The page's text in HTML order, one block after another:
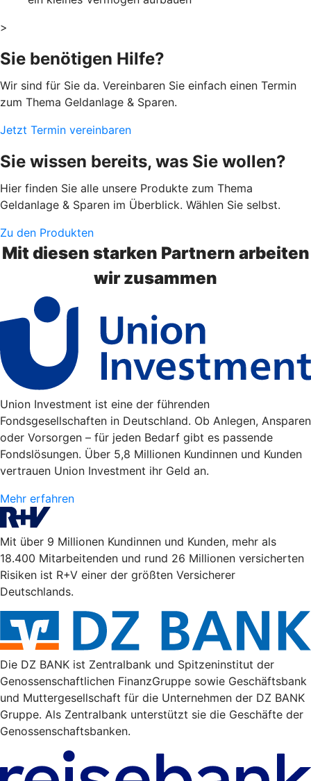
>
Sie benötigen Hilfe?
Wir sind für Sie da. Vereinbaren Sie einfach einen Termin
zum Thema Geldanlage & Sparen.
Jetzt Termin vereinbaren
Sie wissen bereits, was Sie wollen?
Hier finden Sie alle unsere Produkte zum Thema
Geldanlage & Sparen im Überblick. Wählen Sie selbst.
Zu den Produkten
Mit diesen starken Partnern arbeiten
wir zusammen
Union Investment ist eine der führenden
Fondsgesellschaften in Deutschland. Ob Anlegen, Ansparen
oder Vorsorgen – für jeden Bedarf gibt es passende
Fondslösungen. Über 5,8 Millionen Kundinnen und Kunden
vertrauen Union Investment ihr Geld an.
Mehr erfahren
Mit über 9 Millionen Kundinnen und Kunden, mehr als
18.400 Mitarbeitenden und rund 26 Millionen versicherten
Risiken ist R+V einer der größten Versicherer
Deutschlands.
Die DZ BANK ist Zentralbank und Spitzeninstitut der
Genossenschaftlichen FinanzGruppe sowie Geschäftsbank
und Muttergesellschaft für die Unternehmen der DZ BANK
Gruppe. Als Zentralbank unterstützt sie die Geschäfte der
Genossenschaftsbanken.